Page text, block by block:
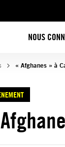
NOUS
« Afghanes » à